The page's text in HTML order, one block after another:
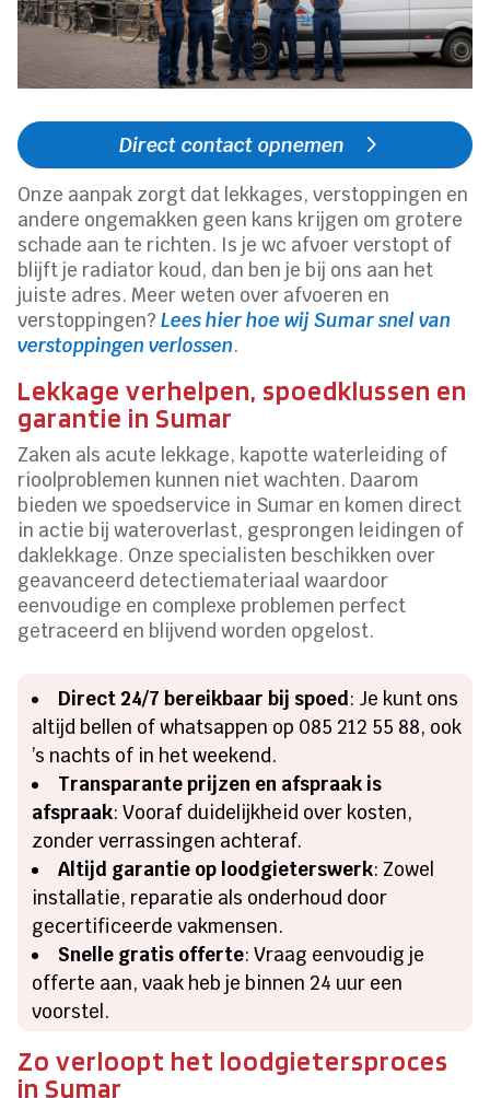
Direct contact opnemen
Onze aanpak zorgt dat lekkages, verstoppingen en
andere ongemakken geen kans krijgen om grotere
schade aan te richten. Is je wc afvoer verstopt of
blijft je radiator koud, dan ben je bij ons aan het
juiste adres. Meer weten over afvoeren en
verstoppingen?Lees hier hoe wij Sumar snel van
verstoppingen verlossen.
Lekkage verhelpen, spoedklussen en
garantie in Sumar
Zaken als acute lekkage, kapotte waterleiding of
rioolproblemen kunnen niet wachten. Daarom
bieden we spoedservice in Sumar en komen direct
in actie bij wateroverlast, gesprongen leidingen of
daklekkage. Onze specialisten beschikken over
geavanceerd detectiemateriaal waardoor
eenvoudige en complexe problemen perfect
getraceerd en blijvend worden opgelost.
Direct 24/7 bereikbaar bij spoed: Je kunt ons
altijd bellen of whatsappen op 085 212 55 88, ook
’s nachts of in het weekend.
Transparante prijzen en afspraak is
afspraak: Vooraf duidelijkheid over kosten,
zonder verrassingen achteraf.
Altijd garantie op loodgieterswerk: Zowel
installatie, reparatie als onderhoud door
gecertificeerde vakmensen.
Snelle gratis offerte: Vraag eenvoudig je
offerte aan, vaak heb je binnen 24 uur een
voorstel.
Zo verloopt het loodgietersproces
in Sumar